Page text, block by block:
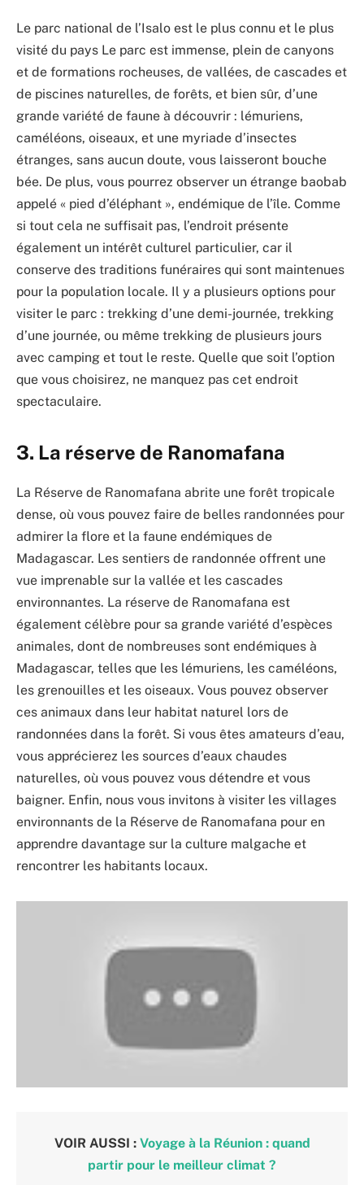
Le parc national de l’Isalo est le plus connu et le plus
visité du pays Le parc est immense, plein de canyons
et de formations rocheuses, de vallées, de cascades et
de piscines naturelles, de forêts, et bien sûr, d’une
grande variété de faune à découvrir : lémuriens,
caméléons, oiseaux, et une myriade d’insectes
étranges, sans aucun doute, vous laisseront bouche
bée. De plus, vous pourrez observer un étrange baobab
appelé « pied d’éléphant », endémique de l’île. Comme
si tout cela ne suffisait pas, l’endroit présente
également un intérêt culturel particulier, car il
conserve des traditions funéraires qui sont maintenues
pour la population locale. Il y a plusieurs options pour
visiter le parc : trekking d’une demi-journée, trekking
d’une journée, ou même trekking de plusieurs jours
avec camping et tout le reste. Quelle que soit l’option
que vous choisirez, ne manquez pas cet endroit
spectaculaire.
3. La réserve de Ranomafana
La Réserve de Ranomafana abrite une forêt tropicale
dense, où vous pouvez faire de belles randonnées pour
admirer la flore et la faune endémiques de
Madagascar. Les sentiers de randonnée offrent une
vue imprenable sur la vallée et les cascades
environnantes. La réserve de Ranomafana est
également célèbre pour sa grande variété d’espèces
animales, dont de nombreuses sont endémiques à
Madagascar, telles que les lémuriens, les caméléons,
les grenouilles et les oiseaux. Vous pouvez observer
ces animaux dans leur habitat naturel lors de
randonnées dans la forêt. Si vous êtes amateurs d’eau,
vous apprécierez les sources d’eaux chaudes
naturelles, où vous pouvez vous détendre et vous
baigner. Enfin, nous vous invitons à visiter les villages
environnants de la Réserve de Ranomafana pour en
apprendre davantage sur la culture malgache et
rencontrer les habitants locaux.
VOIR AUSSI : Voyage à la Réunion : quand
partir pour le meilleur climat ?